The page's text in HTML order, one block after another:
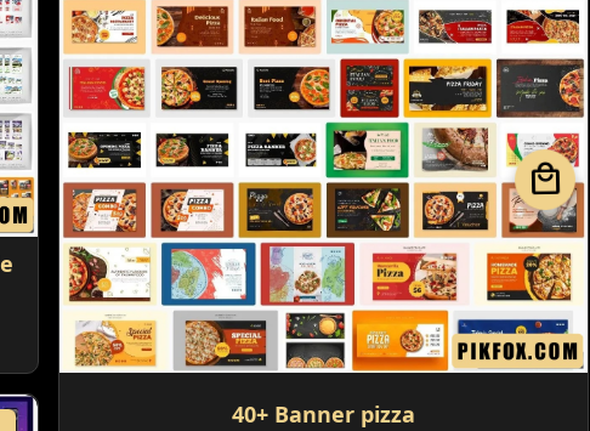
40+ Banner pizza
local_mall